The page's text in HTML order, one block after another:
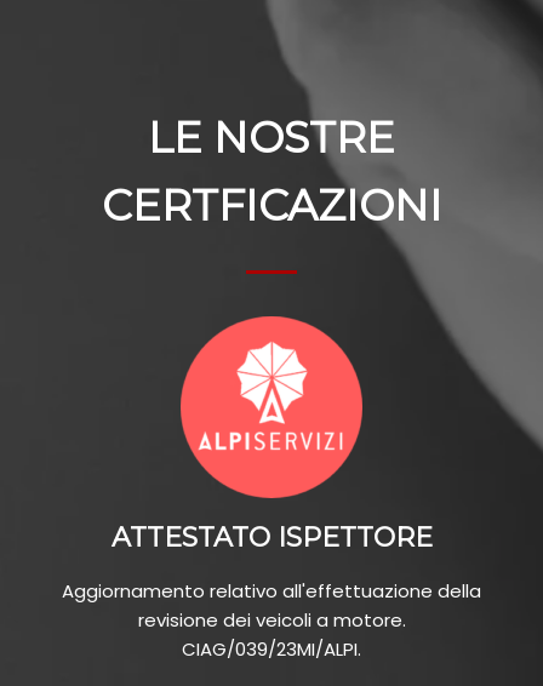
LE NOSTRE
CERTFICAZIONI
ATTESTATO ISPETTORE
Aggiornamento relativo all'effettuazione della
revisione dei veicoli a motore.
CIAG/039/23MI/ALPI.